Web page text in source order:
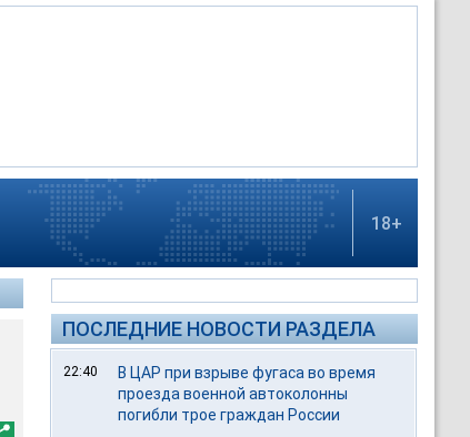
18+
ПОСЛЕДНИЕ НОВОСТИ РАЗДЕЛА
22:40
В ЦАР при взрыве фугаса во время
проезда военной автоколонны
погибли трое граждан России